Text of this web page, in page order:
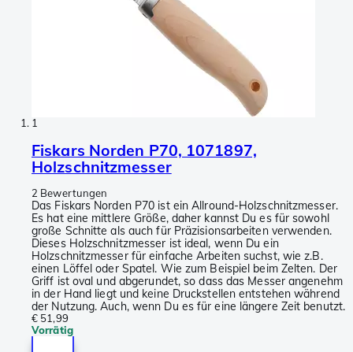
1
Fiskars Norden P70, 1071897,
Holzschnitzmesser
2 Bewertungen
Das Fiskars Norden P70 ist ein Allround-Holzschnitzmesser.
Es hat eine mittlere Größe, daher kannst Du es für sowohl
große Schnitte als auch für Präzisionsarbeiten verwenden.
Dieses Holzschnitzmesser ist ideal, wenn Du ein
Holzschnitzmesser für einfache Arbeiten suchst, wie z.B.
einen Löffel oder Spatel. Wie zum Beispiel beim Zelten. Der
Griff ist oval und abgerundet, so dass das Messer angenehm
in der Hand liegt und keine Druckstellen entstehen während
der Nutzung. Auch, wenn Du es für eine längere Zeit benutzt.
€ 51,99
Vorrätig